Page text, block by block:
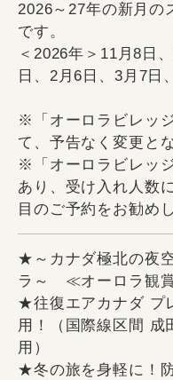
2026～27年の新月の
です。
＜2026年＞11月8日
日、2月6日、3月7日
※「オーロラビレッ
て、予告なく変更と
※「オーロラビレッ
あり、受け入れ人数
目のご予約をお勧め
★～カナダ極北の夜
ラ～ ≪オーロラ観
★往復エアカナダ プ
用！（国際線区間 成
用）
★冬の旅を身軽に！